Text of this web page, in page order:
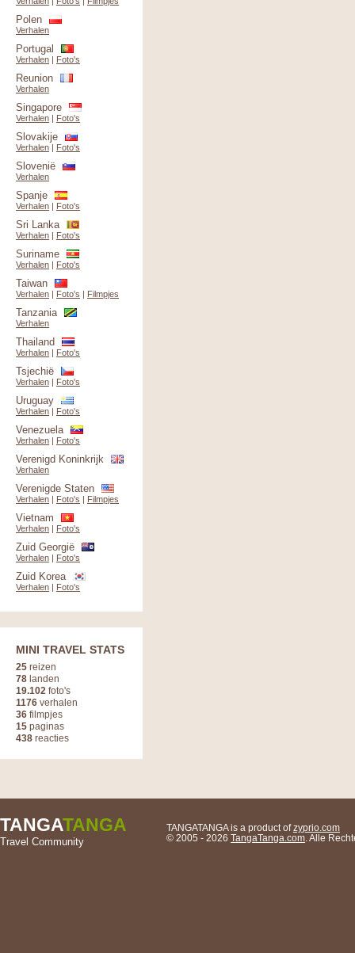
Polen
Verhalen
Portugal
Verhalen | Foto's
Reunion
Verhalen
Singapore
Verhalen | Foto's
Slovakije
Verhalen | Foto's
Slovenië
Verhalen
Spanje
Verhalen | Foto's
Sri Lanka
Verhalen | Foto's
Suriname
Verhalen | Foto's
Taiwan
Verhalen | Foto's | Filmpjes
Tanzania
Verhalen
Thailand
Verhalen | Foto's
Tsjechië
Verhalen | Foto's
Uruguay
Verhalen | Foto's
Venezuela
Verhalen | Foto's
Verenigd Koninkrijk
Verhalen
Verenigde Staten
Verhalen | Foto's | Filmpjes
Vietnam
Verhalen | Foto's
Zuid Georgië
Verhalen | Foto's
Zuid Korea
Verhalen | Foto's
MINI TRAVEL STATS
25 reizen
78 landen
19.102 foto's
1176 verhalen
36 filmpjes
15 paginas
438 reacties
TANGATANGA
Travel Community
TANGATANGA is a product ofzyprio.com
© 2005 - 2026 TangaTanga.com . Alle